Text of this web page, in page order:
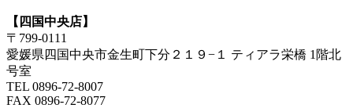
【四国中央店】
〒799-0111
愛媛県四国中央市金生町下分２１９−１ ティアラ栄橋 1階北
号室
TEL 0896-72-8007
FAX 0896-72-8077